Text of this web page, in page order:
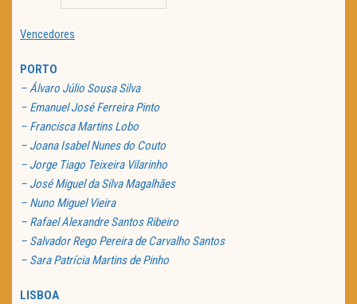
Vencedores
PORTO
– Álvaro Júlio Sousa Silva
– Emanuel José Ferreira Pinto
– Francisca Martins Lobo
– Joana Isabel Nunes do Couto
– Jorge Tiago Teixeira Vilarinho
– José Miguel da Silva Magalhães
– Nuno Miguel Vieira
– Rafael Alexandre Santos Ribeiro
– Salvador Rego Pereira de Carvalho Santos
– Sara Patrícia Martins de Pinho
LISBOA